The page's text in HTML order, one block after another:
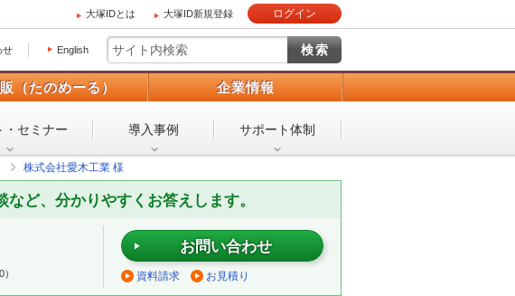
大塚IDとは 大塚ID新規登録 ログイン
せ English
（たのめーる） 企業情報
セミナー 導入事例 サポート体制
株式会社愛木工業 様
ど、分かりやすくお答えします。
お問い合わせ
資料請求 お見積り